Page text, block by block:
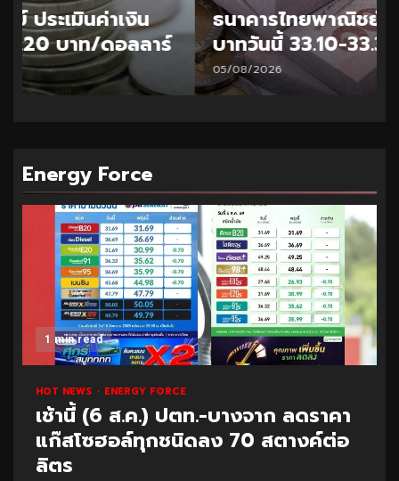
ธนาคารไทยพาณิชย์ ประเมินค่าเงิน
บาทวันนี้ 33.10-33.35 บาท/ดอลลาร์
05/08/2026
Energy Force
1 min read
HOT NEWS ENERGY FORCE
เช้านี้ (6 ส.ค.) ปตท.-บางจาก ลดราคา
แก๊สโซฮอล์ทุกชนิดลง 70 สตางค์ต่อ
ลิตร